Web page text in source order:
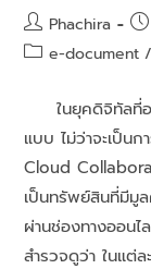
Phachira
e-document /
ในยุคดิจิทัลที่อง
แบบ ไม่ว่าจะเป็น
Cloud
เป็นทรัพย์สินที่มีมู
ผ่านช่องทางออน
สำรวจดูว่า ในแต่